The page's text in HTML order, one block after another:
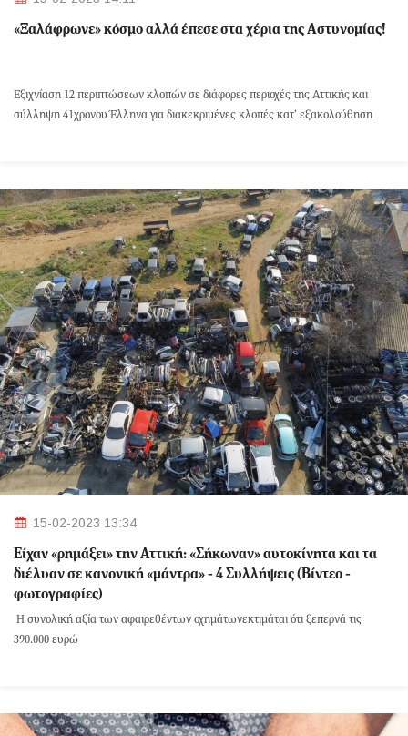
«Ξαλάφρωνε» κόσμο αλλά έπεσε στα χέρια της Αστυνομίας!
Εξιχνίαση 12 περιπτώσεων κλοπών σε διάφορες περιοχές της Αττικής και
σύλληψη 41χρονου Έλληνα για διακεκριμένες κλοπές κατ’ εξακολούθηση
15-02-2023 13:34
Είχαν «ρημάξει» την Αττική: «Σήκωναν» αυτοκίνητα και τα
διέλυαν σε κανονική «μάντρα» - 4 Συλλήψεις (Βίντεο -
φωτογραφίες)
Η συνολική αξία των αφαιρεθέντων οχημάτωνεκτιμάται ότι ξεπερνά τις
390.000 ευρώ